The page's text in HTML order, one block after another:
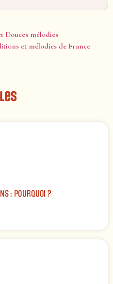
Douces mélodies
et mélodies de France
: POURQUOI ?